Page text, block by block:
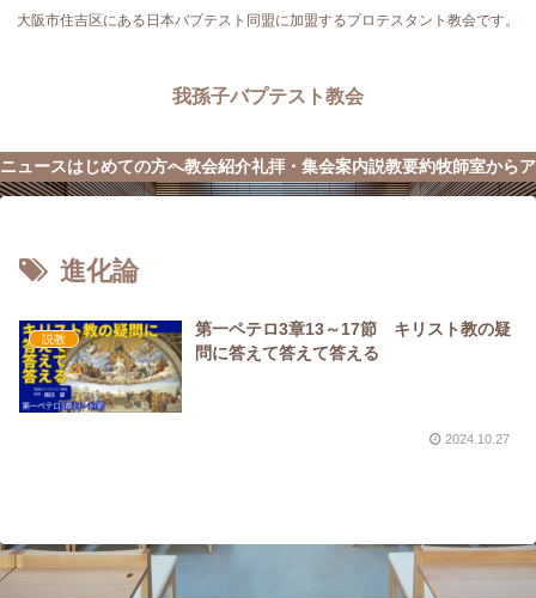
大阪市住吉区にある日本バプテスト同盟に加盟するプロテスタント教会です。
我孫子バプテスト教会
ニュースはじめての方へ教会紹介礼拝・集会案内説教要約牧師室から
進化論
説教
第一ペテロ3章13～17節 キリスト教の疑
問に答えて答えて答える
2024.10.27